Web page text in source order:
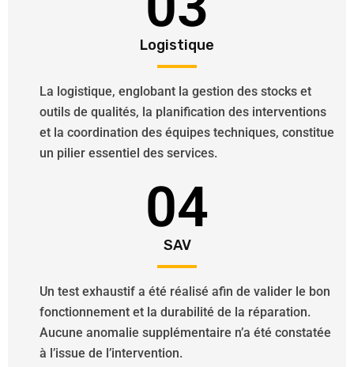
Logistique
La logistique, englobant la gestion des stocks et
outils de qualités, la planification des interventions
et la coordination des équipes techniques, constitue
un pilier essentiel des services.
04
SAV
Un test exhaustif a été réalisé afin de valider le bon
fonctionnement et la durabilité de la réparation.
Aucune anomalie supplémentaire n’a été constatée
à l’issue de l’intervention.